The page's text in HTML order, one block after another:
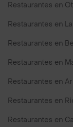
Restaurantes en
Restaurantes en
Restaurantes en
Restaurantes en
Restaurantes en
Restaurantes en
Restaurantes en